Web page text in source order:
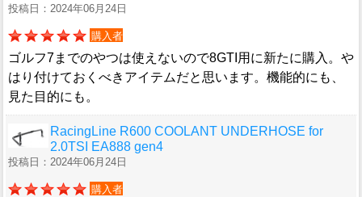
投稿日：2024年06月24日
購入者
ゴルフ7までのやつは使えないので8GTI用に新たに購入。や
はり付けておくべきアイテムだと思います。機能的にも、
見た目的にも。
RacingLine R600 COOLANT UNDERHOSE for
2.0TSI EA888 gen4
投稿日：2024年06月24日
購入者